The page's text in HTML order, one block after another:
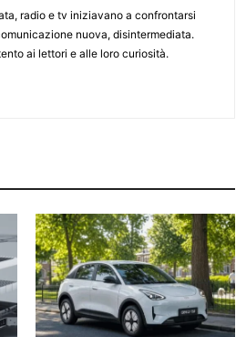
radio e tv iniziavano a confrontarsi
nuova, disintermediata.
ai lettori e alle loro curiosità.